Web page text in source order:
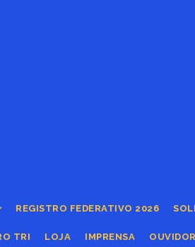
REGISTRO FEDERATIVO 2026
TRI LOJA IMPRENSA